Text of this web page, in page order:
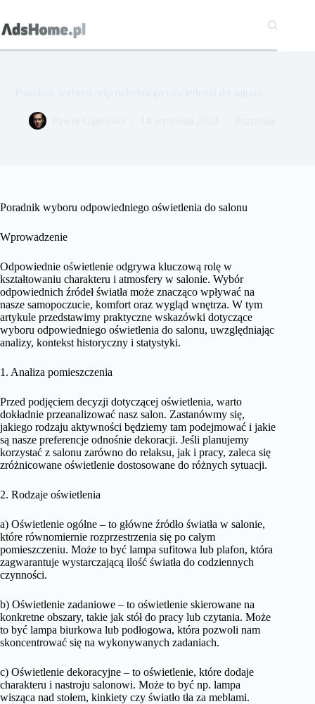
treści
Poradnik wyboru odpowiedniego oświetlenia do salonu
Wprowadzenie
Odpowiednie oświetlenie odgrywa kluczową rolę w
kształtowaniu charakteru i atmosfery w salonie. Wybór
odpowiednich źródeł światła może znacząco wpływać na
nasze samopoczucie, komfort oraz wygląd wnętrza. W tym
artykule przedstawimy praktyczne wskazówki dotyczące
wyboru odpowiedniego oświetlenia do salonu, uwzględniając
analizy, kontekst historyczny i statystyki.
1. Analiza pomieszczenia
Przed podjęciem decyzji dotyczącej oświetlenia, warto
dokładnie przeanalizować nasz salon. Zastanówmy się,
jakiego rodzaju aktywności będziemy tam podejmować i jakie
są nasze preferencje odnośnie dekoracji. Jeśli planujemy
korzystać z salonu zarówno do relaksu, jak i pracy, zaleca się
zróżnicowane oświetlenie dostosowane do różnych sytuacji.
2. Rodzaje oświetlenia
a) Oświetlenie ogólne – to główne źródło światła w salonie,
które równomiernie rozprzestrzenia się po całym
pomieszczeniu. Może to być lampa sufitowa lub plafon, która
zagwarantuje wystarczającą ilość światła do codziennych
czynności.
b) Oświetlenie zadaniowe – to oświetlenie skierowane na
konkretne obszary, takie jak stół do pracy lub czytania. Może
to być lampa biurkowa lub podłogowa, która pozwoli nam
skoncentrować się na wykonywanych zadaniach.
c) Oświetlenie dekoracyjne – to oświetlenie, które dodaje
charakteru i nastroju salonowi. Może to być np. lampa
wisząca nad stołem, kinkiety czy światło tła za meblami.